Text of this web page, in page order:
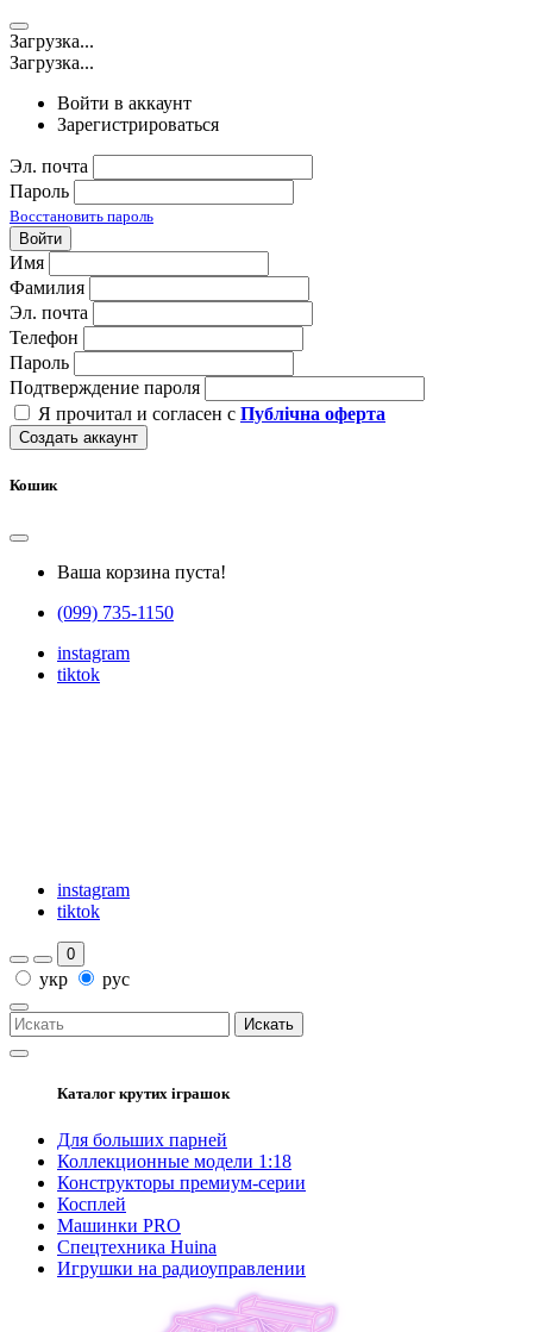
Загрузка...
Загрузка...
Войти в аккаунт
Зарегистрироваться
Эл. почта
Пароль
Восстановить пароль
Войти
Имя
Фамилия
Эл. почта
Телефон
Пароль
Подтверждение пароля
Я прочитал и согласен с Публічна оферта
Создать аккаунт
Кошик
Ваша корзина пуста!
(099) 735-1150
instagram
tiktok
instagram
tiktok
0
укр рус
Искать
Каталог крутих іграшок
Для больших парней
Коллекционные модели 1:18
Конструкторы премиум-серии
Косплей
Машинки PRO
Спецтехника Huina
Игрушки на радиоуправлении